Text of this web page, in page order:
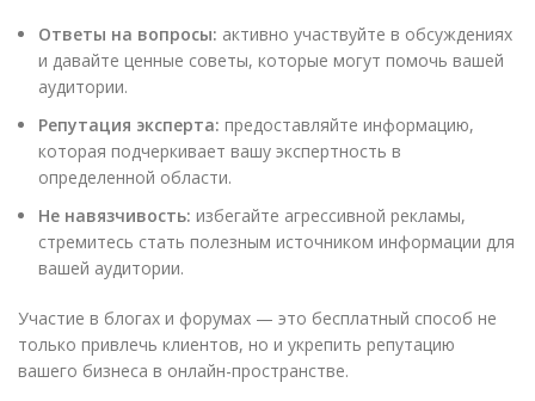
Ответы на вопросы: активно участвуйте в обсуждениях
и давайте ценные советы, которые могут помочь вашей
аудитории.
Репутация эксперта: предоставляйте информацию,
которая подчеркивает вашу экспертность в
определенной области.
Не навязчивость: избегайте агрессивной рекламы,
стремитесь стать полезным источником информации для
вашей аудитории.
Участие в блогах и форумах — это бесплатный способ не
только привлечь клиентов, но и укрепить репутацию
вашего бизнеса в онлайн-пространстве.